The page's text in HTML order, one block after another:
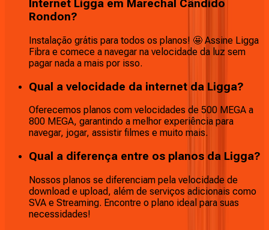
Internet Ligga em Marechal Cândido
Rondon?
Instalação grátis para todos os planos! 🤩 Assine Ligga
Fibra e comece a navegar na velocidade da luz sem
pagar nada a mais por isso.
Qual a velocidade da internet da Ligga?
Oferecemos planos com velocidades de 500 MEGA a
800 MEGA, garantindo a melhor experiência para
navegar, jogar, assistir filmes e muito mais.
Qual a diferença entre os planos da Ligga?
Nossos planos se diferenciam pela velocidade de
download e upload, além de serviços adicionais como
SVA e Streaming. Encontre o plano ideal para suas
necessidades!